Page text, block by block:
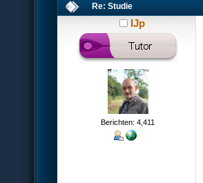
Re: Studie
IJp
Berichten: 4,411